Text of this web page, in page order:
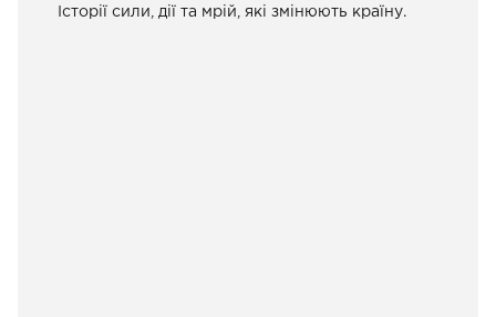
Історії сили, дії та мрій, які змінюють країну.